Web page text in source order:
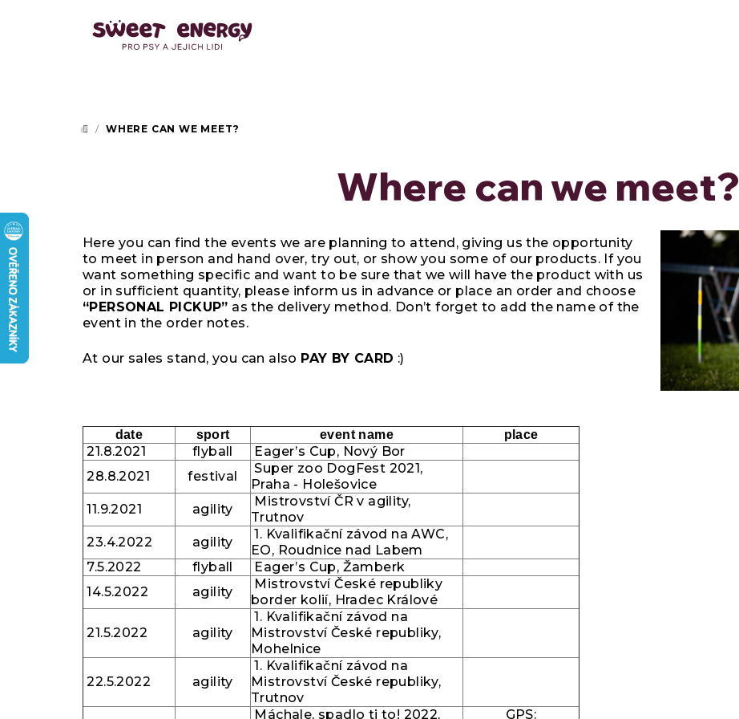
HOME
/ WHERE CAN WE MEET?
Where can we meet?
Here you can find the events we are planning to attend, giving us the opportunity
to meet in person and hand over, try out, or show you some of our products. If you
want something specific and want to be sure that we will have the product with us
or in sufficient quantity, please inform us in advance or place an order and choose
“PERSONAL PICKUP” as the delivery method. Don’t forget to add the name of the
event in the order notes.
At our sales stand, you can also PAY BY CARD :)
date sport event name place
21.8.2021 flyball
Eager’s Cup, Nový Bor
28.8.2021
festival
Super zoo DogFest 2021,
Praha - Holešovice
11.9.2021
agility
Mistrovství ČR v agility,
Trutnov
23.4.2022
agility
1. Kvalifikační závod na AWC,
EO, Roudnice nad Labem
7.5.2022
flyball
Eager’s Cup, Žamberk
14.5.2022
agility
Mistrovství České republiky
border kolií, Hradec Králové
21.5.2022 agility
1. Kvalifikační závod na
Mistrovství České republiky,
Mohelnice
22.5.2022 agility
1. Kvalifikační závod na
Mistrovství České republiky,
Trutnov
Máchale, spadlo ti to! 2022,
GPS: